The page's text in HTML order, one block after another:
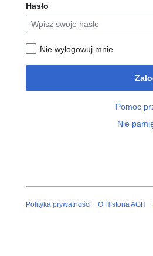
Hasło
Nie wylogowuj mnie
Pomoc
Nie
Polityka prywatności O Historia AGH